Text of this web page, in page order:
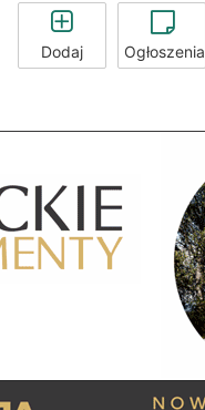
Dodaj Ogłoszenia